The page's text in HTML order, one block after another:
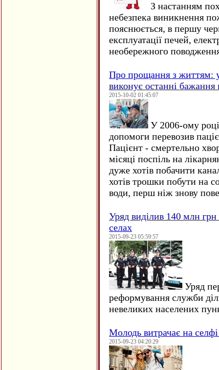
З настанням
небезпека виникнення
пояснюється, в першу
експлуатації печей,
необережного
Про прощання з життям:
виконує останні
2015-10-02 01:45:07
У 2006-ому
допомоги перевозив
Пацієнт - смертельно
місяці поспіль на
дуже хотів побачити
хотів трошки побути на
води, перш ніж знову
Уряд виділив 140 млн
селах
2015-09-23 05:59:57
Уряд
реформування служби
невеликих населених
Молодь витрачає на
2015-09-23 04:20:29